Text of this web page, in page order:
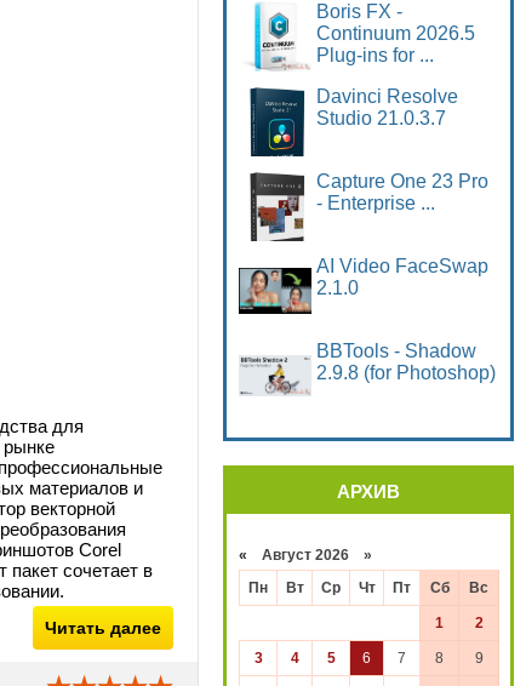
для
рынке
материалов и
векторной
Corel
пакет сочетает в
Читать далее
Boris FX -
Continuum 2026.5
Plug-ins for ...
Davinci Resolve
Studio 21.0.3.7
Capture One 23 Pro
- Enterprise ...
AI Video FaceSwap
2.1.0
BBTools - Shadow
2.9.8 (for Photoshop)
АРХИВ
« Август 2026 »
Пн
Вт Ср Чт Пт Сб Вс
1 2
3 4 5 6 7 8 9